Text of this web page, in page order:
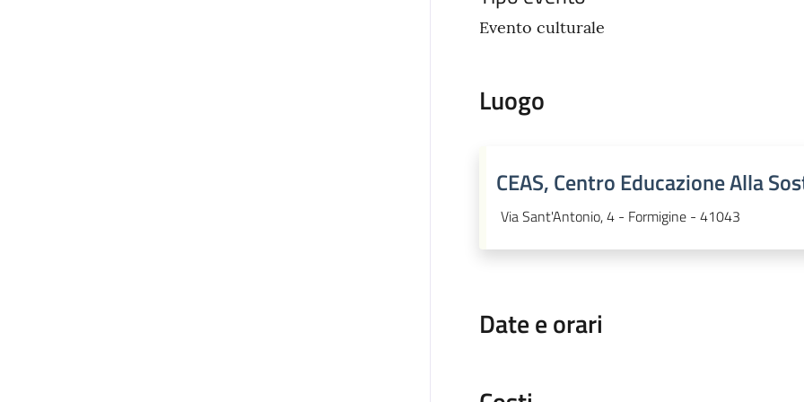
Evento culturale
Luogo
CEAS, Centro Educazione Alla
Via Sant'Antonio, 4 - Formigine - 41043
Date e orari